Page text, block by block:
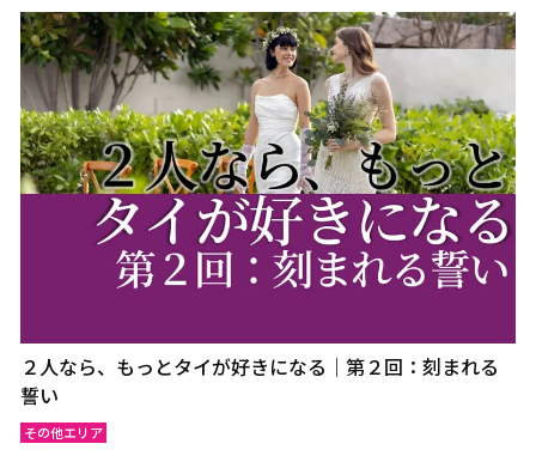
２人なら、もっとタイが好きになる｜第２回：刻まれる
誓い
その他エリア